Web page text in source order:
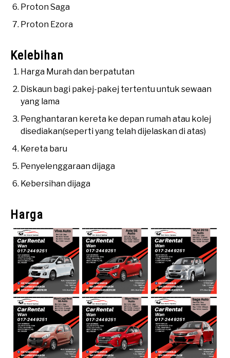
Proton Saga
Proton Ezora
Kelebihan
Harga Murah dan berpatutan
Diskaun bagi pakej-pakej tertentu untuk sewaan
yang lama
Penghantaran kereta ke depan rumah atau kolej
disediakan(seperti yang telah dijelaskan di atas)
Kereta baru
Penyelenggaraan dijaga
Kebersihan dijaga
Harga